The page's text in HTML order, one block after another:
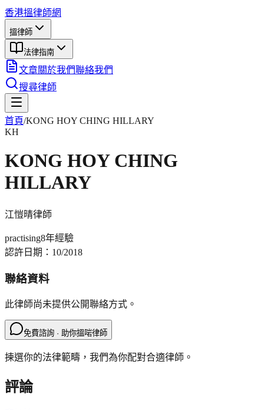
香港搵律師網
搵律師
法律指南
文章關於我們聯絡我們
搜尋律師
首頁/KONG HOY CHING HILLARY
KH
KONG HOY CHING
HILLARY
江愷晴律師
practising8年經驗
認許日期： 10/2018
聯絡資料
此律師尚未提供公開聯絡方式。
免費諮詢 · 助你搵啱律師
揀選你的法律範疇，我們為你配對合適律師。
評論